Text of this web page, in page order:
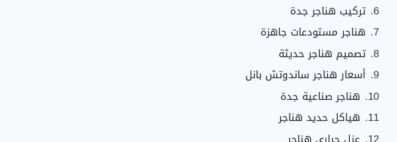
تركيب هناجر جدة
هناجر مستودعات جاهزة
تصميم هناجر حديثة
أسعار هناجر ساندوتش بانل
هناجر صناعية جدة
هياكل حديد هناجر